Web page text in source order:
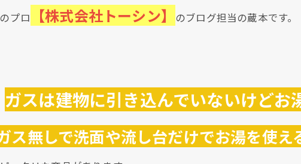
プロ 【株式会社トーシン】 のブログ担当の蔵本です。
ガスは建物に引き込んでいないけどお
ス無しで洗面や流し台だけでお湯を使え
クリックでチラシのページにジャンプします